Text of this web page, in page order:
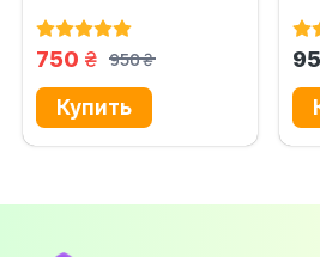
950
грн.
750 грн.